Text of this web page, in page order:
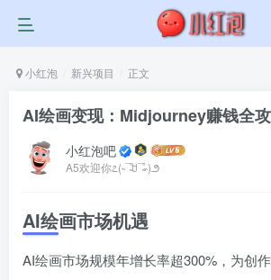
小红泡 新兴项目 正文
AI绘画变现：Midjourney赚钱全
小红泡吧
A5欢迎你೭(˵¯̴͒ꇴ¯̴͒˵)౨
AI绘画市场机遇
AI绘画市场规模年增长率超300%，为创作